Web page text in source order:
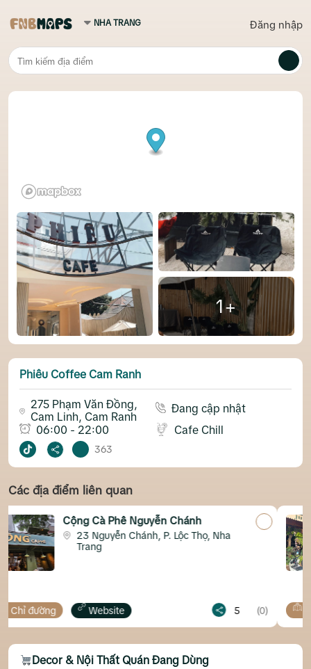
Đăng nhập
1+
Phiêu Coffee Cam Ranh
275 Phạm Văn Đồng,
Cam Linh, Cam Ranh
Đang cập nhật
06:00 - 22:00
Cafe Chill
363
Các địa điểm liên quan
Chánh
Lộc Thọ, Nha
5 (0)
Jungle Coffee Lê Quý
8 Lê Quý Đôn, Phước
Map
Decor & Nội Thất Quán Đang Dùng